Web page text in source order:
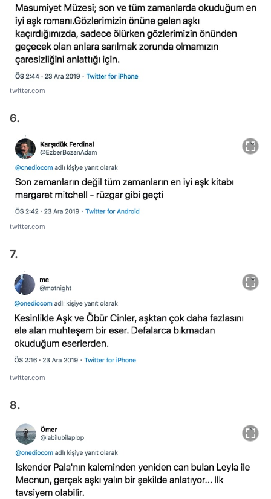
twitter.com
6.
twitter.com
7.
twitter.com
8.